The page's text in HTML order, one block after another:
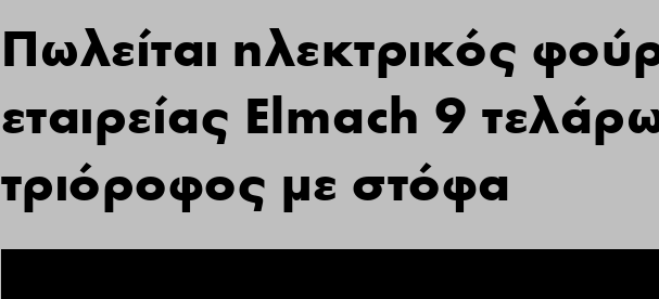
Πωλείται ηλεκτρικός
εταιρείας Elmach 9
τριόροφος με στόφα